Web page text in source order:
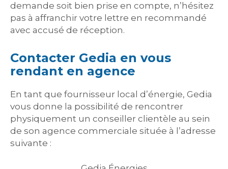
demande soit bien prise en compte, n’hésitez
pas à affranchir votre lettre en recommandé
avec accusé de réception.
Contacter Gedia en vous
rendant en agence
En tant que fournisseur local d’énergie, Gedia
vous donne la possibilité de rencontrer
physiquement un conseiller clientèle au sein
de son agence commerciale située à l’adresse
suivante :